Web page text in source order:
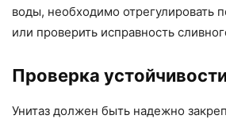
воды, необходимо отрегулировать
или проверить исправность
Проверка
Унитаз должен быть надежно